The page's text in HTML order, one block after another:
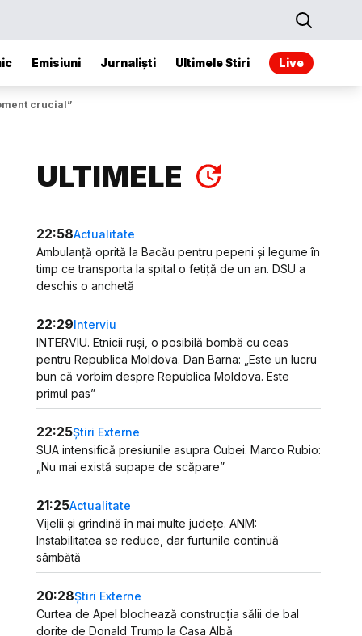
Emisiuni Jurnaliști Ultimele Stiri Live
crucial”
ULTIMELE
22:58Actualitate
Ambulanță oprită la Bacău pentru pepeni și legume în
timp ce transporta la spital o fetiță de un an. DSU a
deschis o anchetă
22:29Interviu
INTERVIU. Etnicii ruși, o posibilă bombă cu ceas
pentru Republica Moldova. Dan Barna: „Este un lucru
bun că vorbim despre Republica Moldova. Este
primul pas”
22:25Știri Externe
SUA intensifică presiunile asupra Cubei. Marco Rubio:
„Nu mai există supape de scăpare”
21:25Actualitate
Vijelii și grindină în mai multe județe. ANM:
Instabilitatea se reduce, dar furtunile continuă
sâmbătă
20:28Știri Externe
Curtea de Apel blochează construcția sălii de bal
dorite de Donald Trump la Casa Albă